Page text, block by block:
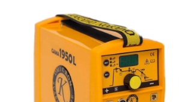
hvězdiček.